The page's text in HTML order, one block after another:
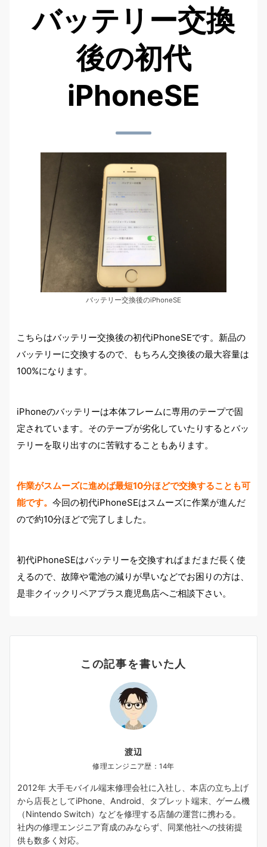
バッテリー交換
後の初代
iPhoneSE
バッテリー交換後のiPhoneSE
こちらはバッテリー交換後の初代iPhoneSEです。新品の
バッテリーに交換するので、もちろん交換後の最大容量は
100%になります。
iPhoneのバッテリーは本体フレームに専用のテープで固
定されています。そのテープが劣化していたりするとバッ
テリーを取り出すのに苦戦することもあります。
作業がスムーズに進めば最短10分ほどで交換することも可
能です。 今回の初代iPhoneSEはスムーズに作業が進んだ
ので約10分ほどで完了しました。
初代iPhoneSEはバッテリーを交換すればまだまだ長く使
えるので、故障や電池の減りが早いなどでお困りの方は、
是非クイックリペアプラス鹿児島店へご相談下さい。
この記事を書いた人
渡辺
修理エンジニア歴：14年
2012年 大手モバイル端末修理会社に入社し、本店の立ち上げ
から店長としてiPhone、Android、タブレット端末、ゲーム機
（Nintendo Switch）などを修理する店舗の運営に携わる。
社内の修理エンジニア育成のみならず、同業他社への技術提
供も数多く対応。